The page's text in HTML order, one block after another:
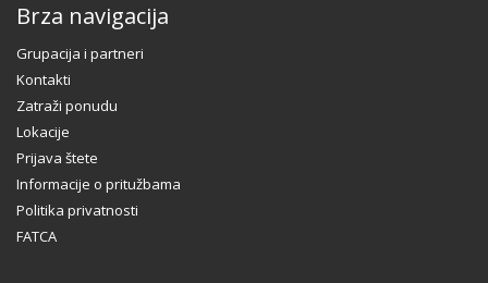
Brza navigacija
Grupacija i partneri
Kontakti
Zatraži ponudu
Lokacije
Prijava štete
Informacije o pritužbama
Politika privatnosti
FATCA